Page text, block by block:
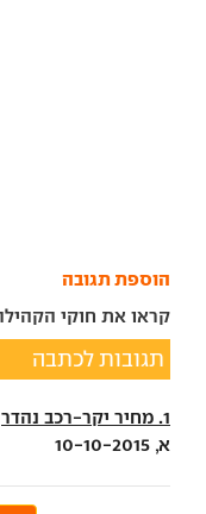
הוספת תגובה
קראו את חוקי
תגובות לכתבה
1. מחיר יקר-רכב נהדר
א, 10-10-2015